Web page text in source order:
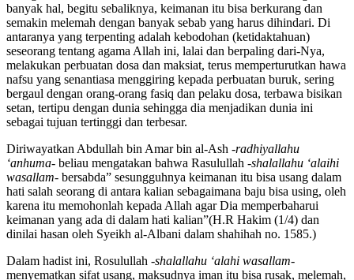
Sebagaimana keimanan itu bisa tumbuh dan bertambah dengan
banyak hal, begitu sebaliknya, keimanan itu bisa berkurang dan
semakin melemah dengan banyak sebab yang harus dihindari. Di
antaranya yang terpenting adalah kebodohan (ketidaktahuan)
seseorang tentang agama Allah ini, lalai dan berpaling dari-Nya,
melakukan perbuatan dosa dan maksiat, terus memperturutkan hawa
nafsu yang senantiasa menggiring kepada perbuatan buruk, sering
bergaul dengan orang-orang fasiq dan pelaku dosa, terbawa bisikan
setan, tertipu dengan dunia sehingga dia menjadikan dunia ini
Diriwayatkan Abdullah bin Amar bin al-Ash-radhiyallahu
‘anhuma-beliau mengatakan bahwa Rasulullah-shalallahu ‘alaihi
wasallam-bersabda” sesungguhnya keimanan itu bisa usang dalam
hati salah seorang di antara kalian sebagaimana baju bisa using, oleh
karena itu memohonlah kepada Allah agar Dia memperbaharui
keimanan yang ada di dalam hati kalian”(H.R Hakim (1/4) dan
Dalam hadist ini, Rosulullah-shalallahu ‘alahi wasallam-